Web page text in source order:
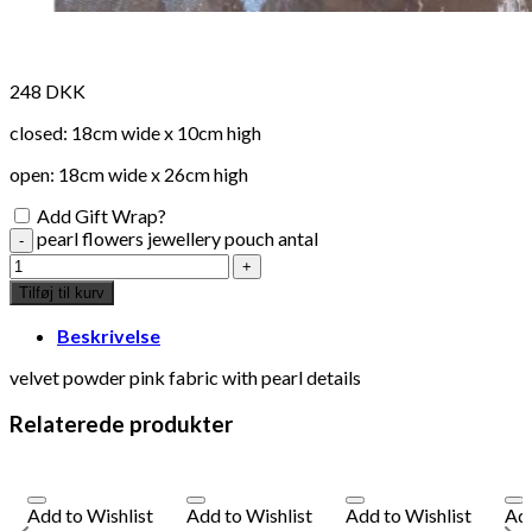
248 DKK
closed: 18cm wide x 10cm high
open: 18cm wide x 26cm high
Add Gift Wrap?
pearl flowers jewellery pouch antal
Tilføj til kurv
Beskrivelse
velvet powder pink fabric with pearl details
Relaterede produkter
Add to Wishlist
Add to Wishlist
Add to Wishlist